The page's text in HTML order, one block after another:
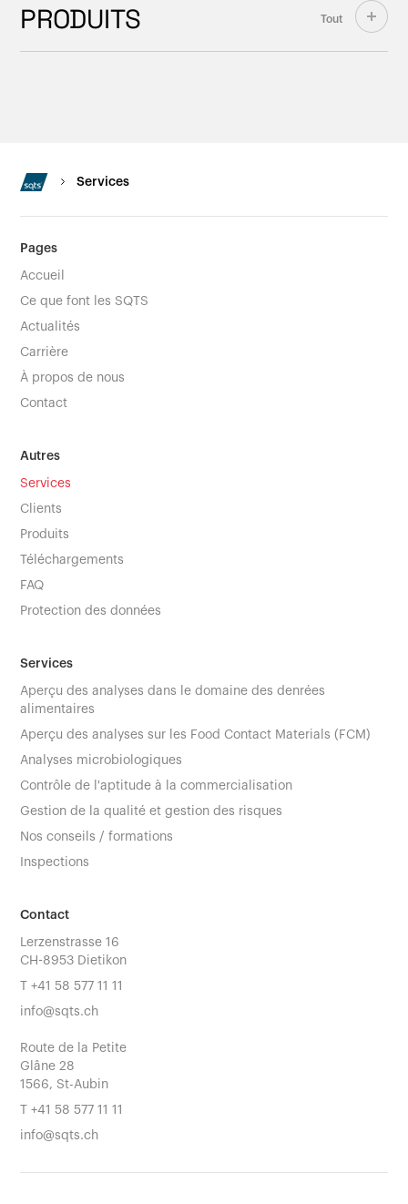
PRODUITS Tout
Services
Pages
Accueil
Ce que font les SQTS
Actualités
Carrière
À propos de nous
Contact
Autres
Services
Clients
Produits
Téléchargements
FAQ
Protection des données
Services
Aperçu des analyses dans le domaine des denrées
alimentaires
Aperçu des analyses sur les Food Contact Materials (FCM)
Analyses microbiologiques
Contrôle de l'aptitude à la commercialisation
Gestion de la qualité et gestion des risques
Nos conseils / formations
Inspections
Contact
Lerzenstrasse 16
CH-8953 Dietikon
T+41 58 577 11 11
info@sqts.ch
Route de la Petite
Glâne 28
1566, St-Aubin
T+41 58 577 11 11
info@sqts.ch